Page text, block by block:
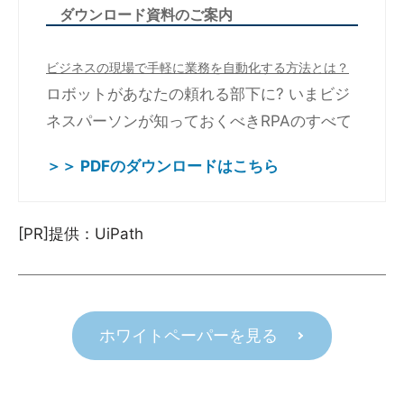
ダウンロード資料のご案内
ビジネスの現場で手軽に業務を自動化する方法とは？
ロボットがあなたの頼れる部下に? いまビジ
ネスパーソンが知っておくべきRPAのすべて
＞＞ PDFのダウンロードはこちら
[PR]提供：UiPath
ホワイトペーパーを見る